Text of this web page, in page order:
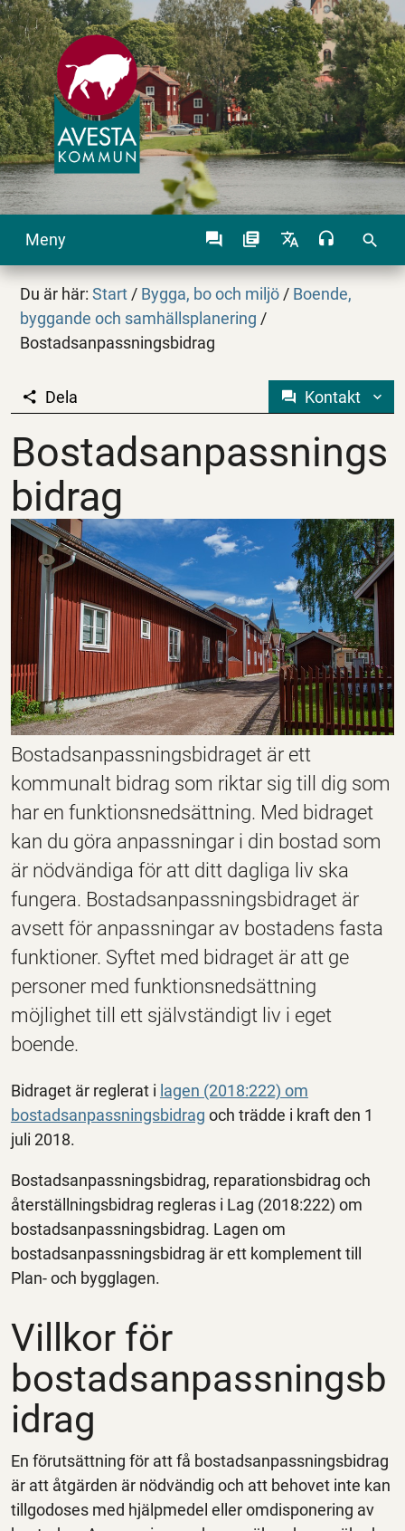
Meny search
Du är här:Start / Bygga, bo och miljö / Boende,
byggande och samhällsplanering /
Bostadsanpassningsbidrag
Dela Kontakt
Bostadsanpassnings
bidrag
Bostadsanpassningsbidraget är ett
kommunalt bidrag som riktar sig till dig som
har en funktionsnedsättning. Med bidraget
kan du göra anpassningar i din bostad som
är nödvändiga för att ditt dagliga liv ska
fungera. Bostadsanpassningsbidraget är
avsett för anpassningar av bostadens fasta
funktioner. Syftet med bidraget är att ge
personer med funktionsnedsättning
möjlighet till ett självständigt liv i eget
boende.
Bidraget är reglerat i lagen (2018:222) om
bostadsanpassningsbidrag och trädde i kraft den 1
juli 2018.
Bostadsanpassningsbidrag, reparationsbidrag och
återställningsbidrag regleras i Lag (2018:222) om
bostadsanpassningsbidrag. Lagen om
bostadsanpassningsbidrag är ett komplement till
Plan- och bygglagen.
Villkor för
bostadsanpassningsb
idrag
En förutsättning för att få bostadsanpassningsbidrag
är att åtgärden är nödvändig och att behovet inte kan
tillgodoses med hjälpmedel eller omdisponering av